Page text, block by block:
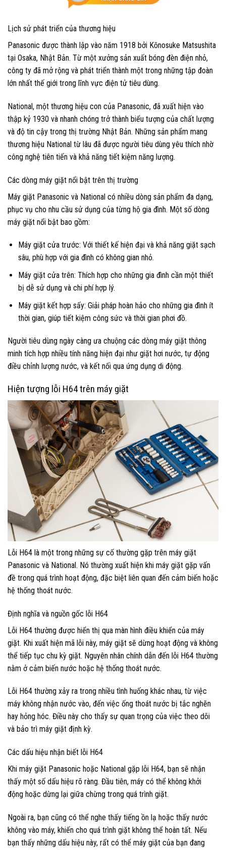
Lịch sử phát triển của thương hiệu
Panasonic được thành lập vào năm 1918 bởi Kōnosuke Matsushita
tại Osaka, Nhật Bản. Từ một xưởng sản xuất bóng đèn điện nhỏ,
công ty đã mở rộng và phát triển thành một trong những tập đoàn
lớn nhất thế giới trong lĩnh vực điện tử tiêu dùng.
National, một thương hiệu con của Panasonic, đã xuất hiện vào
thập kỷ 1930 và nhanh chóng trở thành biểu tượng của chất lượng
và độ tin cậy trong thị trường Nhật Bản. Những sản phẩm mang
thương hiệu National từ lâu đã được người tiêu dùng yêu thích nhờ
công nghệ tiên tiến và khả năng tiết kiệm năng lượng.
Các dòng máy giặt nổi bật trên thị trường
Máy giặt Panasonic và National có nhiều dòng sản phẩm đa dạng,
phục vụ cho nhu cầu sử dụng của từng hộ gia đình. Một số dòng
máy giặt nổi bật bao gồm:
Máy giặt cửa trước: Với thiết kế hiện đại và khả năng giặt sạch
sâu, phù hợp với gia đình có không gian nhỏ.
Máy giặt cửa trên: Thích hợp cho những gia đình cần một thiết
bị dễ sử dụng và chi phí hợp lý.
Máy giặt kết hợp sấy: Giải pháp hoàn hảo cho những gia đình ít
thời gian, giúp tiết kiệm công sức và thời gian phơi đồ.
Người tiêu dùng ngày càng ưa chuộng các dòng máy giặt thông
minh tích hợp nhiều tính năng hiện đại như giặt hơi nước, tự động
điều chỉnh lượng nước, và kết nối qua ứng dụng di động.
Hiện tượng lỗi H64 trên máy giặt
Lỗi H64 là một trong những sự cố thường gặp trên máy giặt
Panasonic và National. Nó thường xuất hiện khi máy giặt gặp vấn
đề trong quá trình hoạt động, đặc biệt liên quan đến cảm biến hoặc
hệ thống thoát nước.
Định nghĩa và nguồn gốc lỗi H64
Lỗi H64 thường được hiển thị qua màn hình điều khiển của máy
giặt. Khi xuất hiện mã lỗi này, máy giặt sẽ dừng hoạt động và không
thể tiếp tục chu kỳ giặt. Nguyên nhân chính dẫn đến lỗi H64 thường
nằm ở cảm biến nước hoặc hệ thống thoát nước.
Lỗi H64 thường xảy ra trong nhiều tình huống khác nhau, từ việc
máy không nhận nước vào, đến việc ống thoát nước bị tắc nghẽn
hay hỏng hóc. Điều này cho thấy sự quan trọng của việc theo dõi
và bảo trì máy giặt định kỳ.
Các dấu hiệu nhận biết lỗi H64
Khi máy giặt Panasonic hoặc National gặp lỗi H64, bạn sẽ nhận
thấy một số dấu hiệu rõ ràng. Đầu tiên, máy có thể không khởi
động hoặc dừng lại giữa chừng trong quá trình giặt.
Ngoài ra, bạn cũng có thể nghe thấy tiếng ồn lạ hoặc thấy nước
không vào máy, khiến cho quá trình giặt không thể hoàn tất. Nếu
bạn thấy những dấu hiệu này, rất có thể máy giặt của bạn đang